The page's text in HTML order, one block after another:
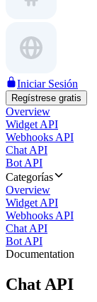
Iniciar Sesión
Regístrese gratis
Overview
Widget API
Webhooks API
Chat API
Bot API
Categorías
Overview
Widget API
Webhooks API
Chat API
Bot API
Documentation
Chat API